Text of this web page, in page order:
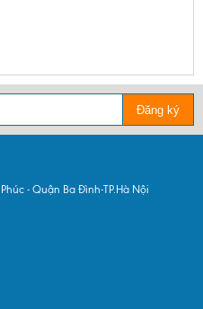
Đăng ký
- Quận Ba Đình-TP.Hà Nội